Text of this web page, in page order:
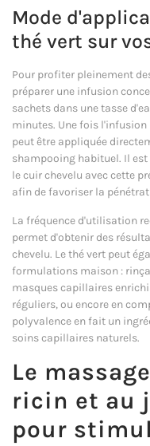
Mode
thé vert sur
Pour profiter pleinement
préparer une infusion
sachets dans une tasse
minutes. Une fois
peut être appliquée
shampooing habituel. Il
le cuir chevelu avec cette
afin de favoriser la
La fréquence d'utilisation
permet d'obtenir des
chevelu. Le thé vert peut
formulations maison :
masques capillaires
réguliers, ou encore en
polyvalence en fait un
soins capillaires naturels.
Le
ricin et au
pour